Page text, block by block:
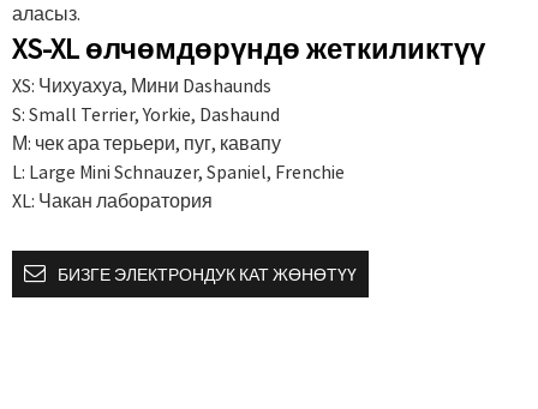
аласыз.
XS-XL өлчөмдөрүндө жеткиликтүү
XS: Чихуахуа, Мини Dashaunds
S: Small Terrier, Yorkie, Dashaund
М: чек ара терьери, пуг, кавапу
L: Large Mini Schnauzer, Spaniel, Frenchie
XL: Чакан лаборатория
БИЗГЕ ЭЛЕКТРОНДУК КАТ ЖӨНӨТҮҮ